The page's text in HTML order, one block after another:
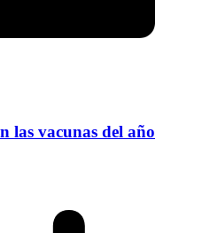
las vacunas del año